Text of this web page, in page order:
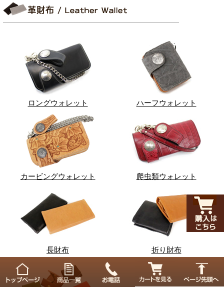
ロングウォレット ハーフウォレット
カービングウォレット 爬虫類ウォレット
長財布 折り財布